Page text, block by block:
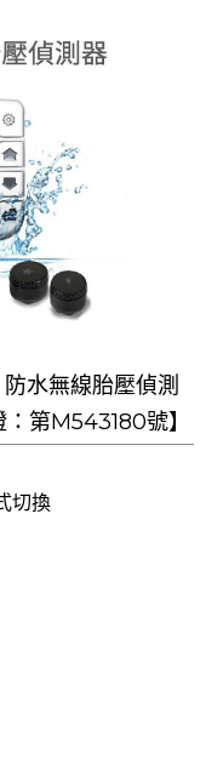
水無線胎壓偵測
第M543180號】
切換